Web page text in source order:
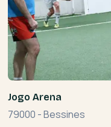
Jogo Arena
79000 -Bessines